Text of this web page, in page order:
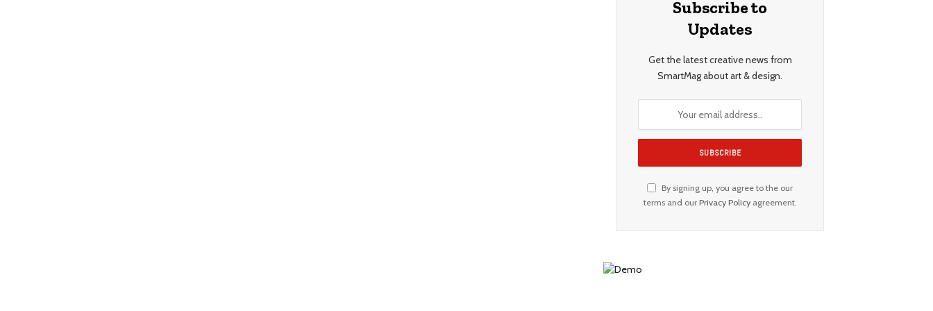
Subscribe to
Updates
Get the latest creative news from
SmartMag about art & design.
By signing up, you agree to the our
terms and our Privacy Policyagreement.